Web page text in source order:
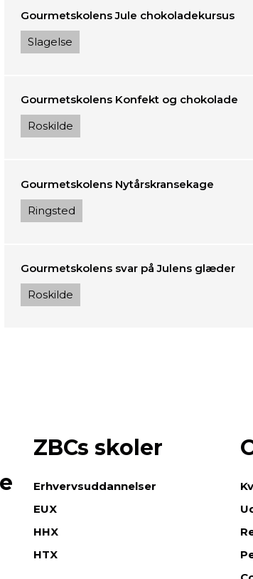
Gourmetskolens Jule chokoladekursus
Slagelse
Gourmetskolens Konfekt og chokolade
Roskilde
Gourmetskolens Nytårskransekage
Ringsted
Gourmetskolens svar på Julens glæder
Roskilde
ZBCs skoler
Erhvervsuddannelser
EUX
HHX
HTX